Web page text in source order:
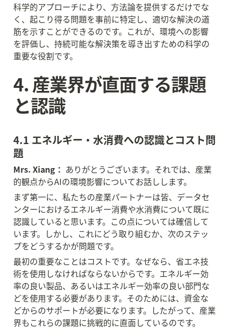
科学的アプローチにより、方法論を提供するだけでな
く、起こり得る問題を事前に特定し、適切な解決の道
筋を示すことができるのです。これが、環境への影響
を評価し、持続可能な解決策を導き出すための科学の
重要な役割です。
4. 産業界が直面する課題
と認識
4.1 エネルギー・水消費への認識とコスト問
題
Mrs. Xiang： ありがとうございます。それでは、産業
的観点からAIの環境影響についてお話しします。
まず第一に、私たちの産業パートナーは皆、データセ
ンターにおけるエネルギー消費や水消費について既に
認識していると思います。この点については確信して
います。しかし、これにどう取り組むか、次のステッ
プをどうするかが問題です。
最初の重要なことはコストです。なぜなら、省エネ技
術を使用しなければならないからです。エネルギー効
率の良い製品、あるいはエネルギー効率の良い部門な
どを使用する必要があります。そのためには、資金な
どからのサポートが必要になります。したがって、産業
界もこれらの課題に挑戦的に直面しているのです。